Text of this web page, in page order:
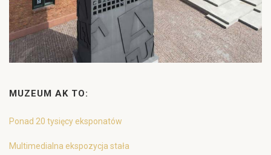
MUZEUM AK TO:
Ponad 20 tysięcy eksponatów
Multimedialna ekspozycja stała